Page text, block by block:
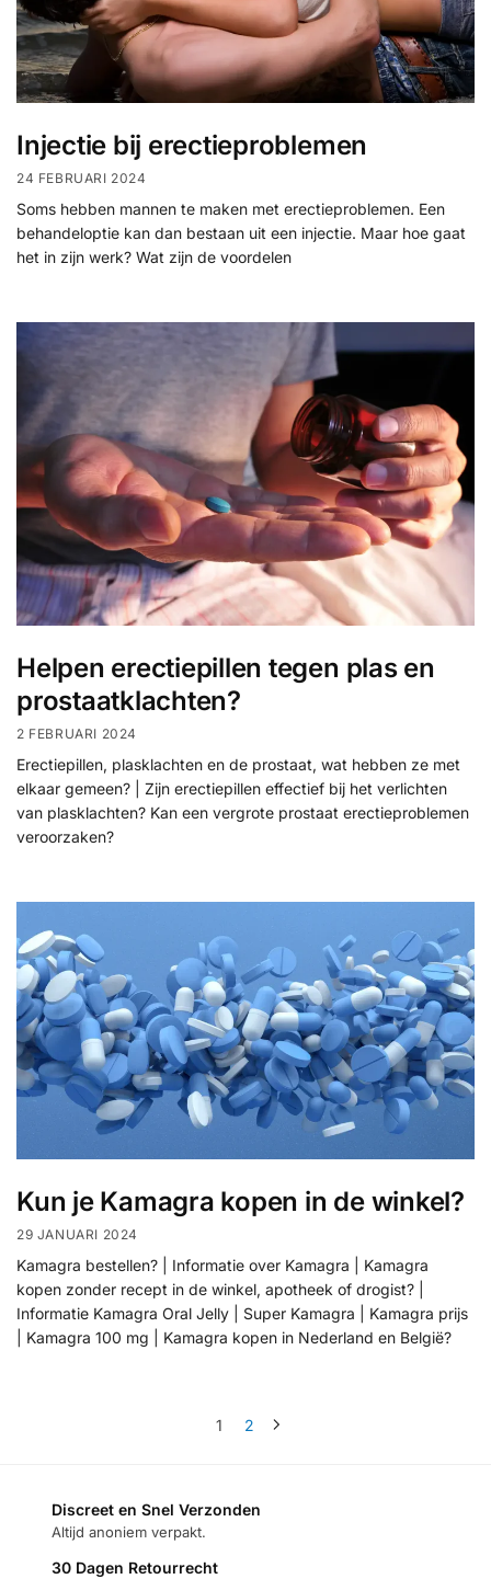
Injectie bij erectieproblemen
24 FEBRUARI 2024
Soms hebben mannen te maken met erectieproblemen. Een
behandeloptie kan dan bestaan uit een injectie. Maar hoe gaat
het in zijn werk? Wat zijn de voordelen
Helpen erectiepillen tegen plas en
prostaatklachten?
2 FEBRUARI 2024
Erectiepillen, plasklachten en de prostaat, wat hebben ze met
elkaar gemeen? | Zijn erectiepillen effectief bij het verlichten
van plasklachten? Kan een vergrote prostaat erectieproblemen
veroorzaken?
Kun je Kamagra kopen in de winkel?
29 JANUARI 2024
Kamagra bestellen? | Informatie over Kamagra | Kamagra
kopen zonder recept in de winkel, apotheek of drogist? |
Informatie Kamagra Oral Jelly | Super Kamagra | Kamagra prijs
| Kamagra 100 mg | Kamagra kopen in Nederland en België?
1 2
Discreet en Snel Verzonden
Altijd anoniem verpakt.
30 Dagen Retourrecht